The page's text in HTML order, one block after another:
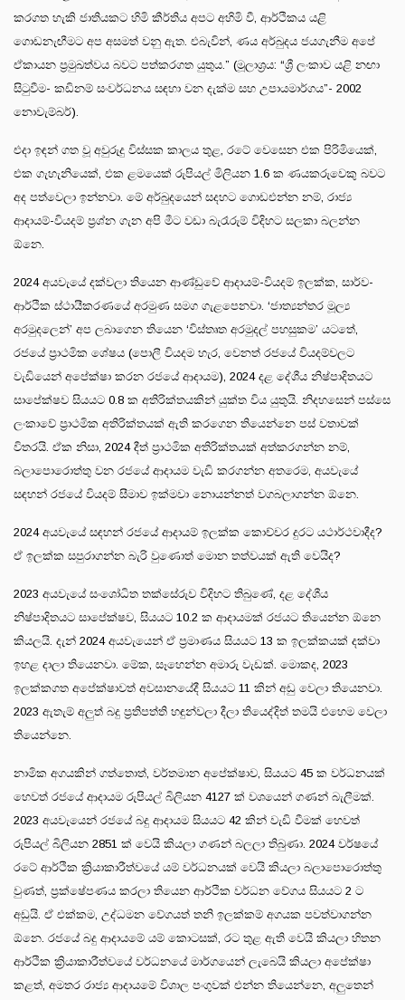
කරගත හැකි ජාතියකට හිමි කීර්තිය අපට අහිමි වී, ආර්ථිකය යළි
ගොඩනැඟීමට අප අසමත් වනු ඇත. එබැවින්, ණය අර්බුදය ජයගැනීම අපේ
ඒකායන ප්‍රමුඛත්වය බවට පත්කරගත යුතුය.” (මූලාශ්‍රය: “ශ්‍රී ලංකාව යළි නඟා
සිටුවීම- කඩිනම් සංවර්ධනය සඳහා වන දැක්ම සහ උපායමාර්ගය”- 2002
නොවැම්බර්).
එදා ඉඳන් ගත වූ අවුරුදු විස්සක කාලය තුළ, රටේ වෙසෙන එක පිරිමියෙක්,
එක ගැහැනියෙක්, එක ළමයෙක් රුපියල් මිලියන 1.6 ක ණයකරුවෙකු බවට
අද පත්වෙලා ඉන්නවා. මේ අර්බුදයෙන් සදහට ගොඩඑන්න නම්, රාජ්‍ය
ආදායම්-වියදම් ප්‍රශ්න ගැන අපි මීට වඩා බැරෑරුම් විදිහට සලකා බලන්න
ඕනෙ.
2024 අයවැයේ දක්වලා තියෙන ආණ්ඩුවේ ආදායම්-වියදම් ඉලක්ක, සාර්ව-
ආර්ථික ස්ථායීකරණයේ අරමුණ සමග ගැළපෙනවා. ‘ජාත්‍යන්තර මූල්‍ය
අරමුදලෙන්’ අප ලබාගෙන තියෙන ‘විස්තෘත අරමුදල් පහසුකම’ යටතේ,
රජයේ ප්‍රාථමික ශේෂය (පොලී වියදම හැර, වෙනත් රජයේ වියදම්වලට
වැඩියෙන් අපේක්ෂා කරන රජයේ ආදායම), 2024 දළ දේශීය නිෂ්පාදිතයට
සාපේක්ෂව සියයට 0.8 ක අතිරික්තයකින් යුක්ත විය යුතුයි. නිදහසෙන් පස්සෙ
ලංකාවේ ප්‍රාථමික අතිරික්තයක් ඇති කරගෙන තියෙන්නෙ පස් වතාවක්
විතරයි. ඒක නිසා, 2024 දීත් ප්‍රාථමික අතිරික්තයක් අත්කරගන්න නම්,
බලාපොරොත්තු වන රජයේ ආදායම වැඩි කරගන්න අතරෙම, අයවැයේ
සඳහන් රජයේ වියදම් සීමාව ඉක්මවා නොයන්නත් වගබලාගන්න ඕනෙ.
2024 අයවැයේ සඳහන් රජයේ ආදායම් ඉලක්ක කොච්චර දුරට යථාර්ථවාදීද?
ඒ ඉලක්ක සපුරාගන්න බැරි වුණොත් මොන තත්වයක් ඇති වෙයිද?
2023 අයවැයේ සංශෝධිත තක්සේරුව විදිහට තිබුණේ, දළ දේශීය
නිෂ්පාදිතයට සාපේක්ෂව, සියයට 10.2 ක ආදායමක් රජයට තියෙන්න ඕනෙ
කියලයි. දැන් 2024 අයවැයෙන් ඒ ප්‍රමාණය සියයට 13 ක ඉලක්කයක් දක්වා
ඉහළ දාලා තියෙනවා. මේක, සෑහෙන්න අමාරු වැඩක්. මොකද, 2023
ඉලක්කගත අපේක්ෂාවත් අවසානයේදී සියයට 11 කින් අඩු වෙලා තියෙනවා.
2023 ඇතැම් අලුත් බදු ප්‍රතිපත්ති හඳුන්වලා දීලා තියෙද්දිත් තමයි එහෙම වෙලා
තියෙන්නෙ.
නාමික අගයකින් ගත්තොත්, වර්තමාන අපේක්ෂාව, සියයට 45 ක වර්ධනයක්
හෙවත් රජයේ ආදායම රුපියල් බිලියන 4127 ක් වශයෙන් ගණන් බැලීමක්.
2023 අයවැයෙන් රජයේ බදු ආදායම සියයට 42 කින් වැඩි වීමක් හෙවත්
රුපියල් බිලියන 2851 ක් වෙයි කියලා ගණන් බලලා තිබුණා. 2024 වර්ෂයේ
රටේ ආර්ථික ක්‍රියාකාරීත්වයේ යම් වර්ධනයක් වෙයි කියලා බලාපොරොත්තු
වුණත්, ප්‍රක්ෂේපණය කරලා තියෙන ආර්ථික වර්ධන වේගය සියයට 2 ට
අඩුයි. ඒ එක්කම, උද්ධමන වේගයත් තනි ඉලක්කම් අගයක පවත්වාගන්න
ඕනෙ. රජයේ බදු ආදායමේ යම් කොටසක්, රට තුළ ඇති වෙයි කියලා හිතන
ආර්ථික ක්‍රියාකාරීත්වයේ වර්ධනයේ මාර්ගයෙන් ලැබෙයි කියලා අපේක්ෂා
කළත්, අමතර රාජ්‍ය ආදායමේ විශාල පංගුවක් එන්න තියෙන්නෙ, අලුතෙන්